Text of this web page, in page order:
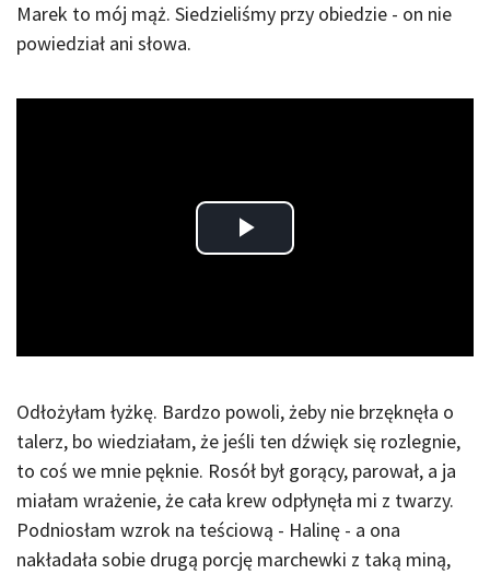
Marek to mój mąż. Siedzieliśmy przy obiedzie - on nie
powiedział ani słowa.
Play
Odłożyłam łyżkę. Bardzo powoli, żeby nie brzęknęła o
talerz, bo wiedziałam, że jeśli ten dźwięk się rozlegnie,
to coś we mnie pęknie. Rosół był gorący, parował, a ja
miałam wrażenie, że cała krew odpłynęła mi z twarzy.
Podniosłam wzrok na teściową - Halinę - a ona
nakładała sobie drugą porcję marchewki z taką miną,